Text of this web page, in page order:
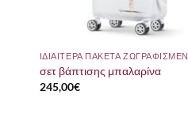
σετ βάπτισης μπαλαρίνα
245,00€